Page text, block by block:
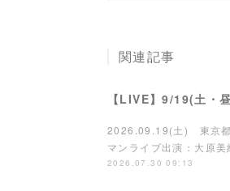
関連記事
【LIVE】9/19(土
2026.09.19(土) 東京
マンライブ出演：大原
2026.07.30 09:13